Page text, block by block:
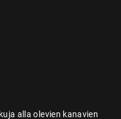
alla olevien kanavien